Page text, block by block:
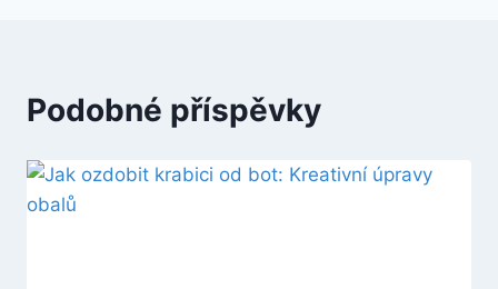
Podobné příspěvky